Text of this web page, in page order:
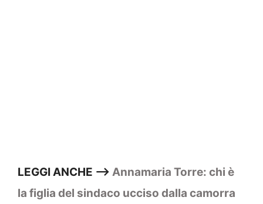
LEGGI ANCHE —> Annamaria Torre: chi è
la figlia del sindaco ucciso dalla camorra